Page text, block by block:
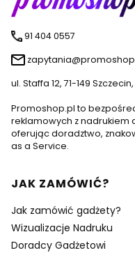
91 404 0557
ul. Staffa 12, 71-149 Szczecin,
Promoshop.pl to
reklamowych z nadrukiem
oferując doradztwo,
as a Service.
Linki w stopce
JAK ZAMÓWIĆ?
Jak zamówić gadżety?
Wizualizacje Nadruku
Doradcy Gadżetowi